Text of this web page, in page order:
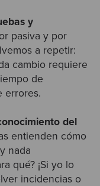
y
pasiva y por
a repetir:
cambio requiere
de
errores.
del
entienden cómo
nada
qué? ¡Si yo lo
incidencias o